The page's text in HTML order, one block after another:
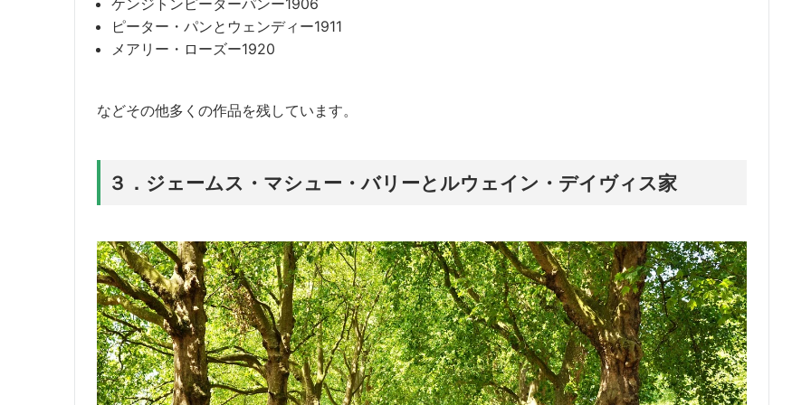
ケンジトンピーターパンー1906
ピーター・パンとウェンディー1911
メアリー・ローズー1920
などその他多くの作品を残しています。
３．ジェームス・マシュー・バリーとルウェイン・デイヴィス家